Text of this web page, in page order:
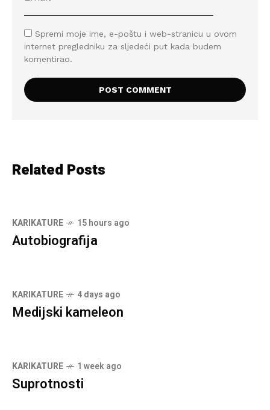
Spremi moje ime, e-poštu i web-stranicu u ovom
internet pregledniku za sljedeći put kada budem
komentirao.
Related Posts
KARIKATURE 15 hours ago
Autobiografija
KARIKATURE 4 days ago
Medijski kameleon
KARIKATURE 1 week ago
Suprotnosti